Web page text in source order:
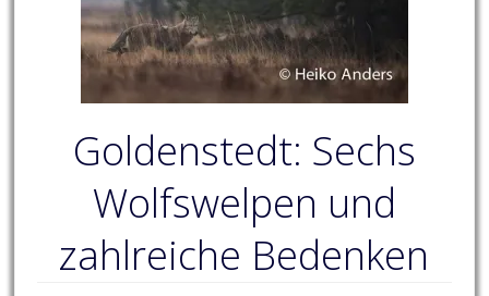
Goldenstedt: Sechs
Wolfswelpen und
zahlreiche Bedenken